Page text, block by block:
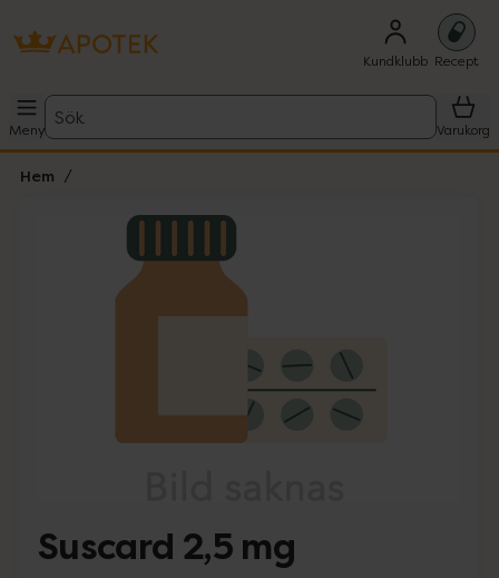
Kundklubb Recept
Meny
Sök
Varukorg
Hem
Lista: . Innehåller 1 objekt.
Suscard 2,5 mg